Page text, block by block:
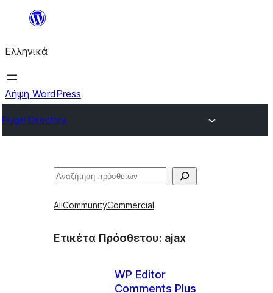
Μετάβαση
περιεχόμενο
Ελληνικά
Λήψη WordPress
Plugin Directory
Αναζήτηση
AllCommunityCommercial
Ετικέτα Πρόσθετου: ajax
WP Editor
Comments Plus